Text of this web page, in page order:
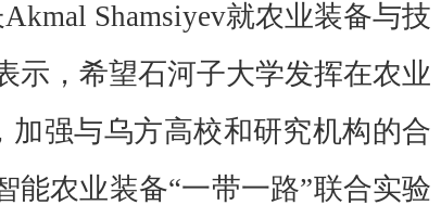
Shamsiyev就农业装备与技
示，希望石河子大学发挥在农业
强与乌方高校和研究机构的合
能农业装备“一带一路”联合实验